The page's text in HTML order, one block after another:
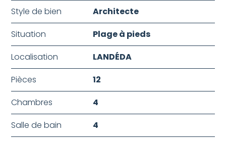
Style de bien
Architecte
Situation
Plage à pieds
Localisation
LANDÉDA
Pièces
12
Chambres
4
Salle de bain
4